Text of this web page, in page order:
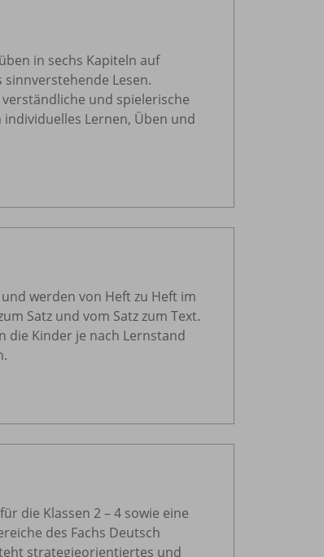
üben in sechs Kapiteln auf
Lesen.
und spielerische
Lernen, Üben und
werden von Heft zu Heft im
Satz und vom Satz zum Text.
die Kinder je nach Lernstand
die Klassen 2 – 4 sowie eine
des Fachs Deutsch
strategieorientiertes und